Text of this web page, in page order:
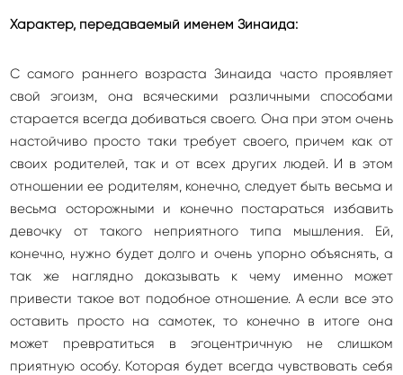
Характер, передаваемый именем Зинаида:
С самого раннего возраста Зинаида часто проявляет
свой эгоизм, она всяческими различными способами
старается всегда добиваться своего. Она при этом очень
настойчиво просто таки требует своего, причем как от
своих родителей, так и от всех других людей. И в этом
отношении ее родителям, конечно, следует быть весьма и
весьма осторожными и конечно постараться избавить
девочку от такого неприятного типа мышления. Ей,
конечно, нужно будет долго и очень упорно объяснять, а
так же наглядно доказывать к чему именно может
привести такое вот подобное отношение. А если все это
оставить просто на самотек, то конечно в итоге она
может превратиться в эгоцентричную не слишком
приятную особу. Которая будет всегда чувствовать себя